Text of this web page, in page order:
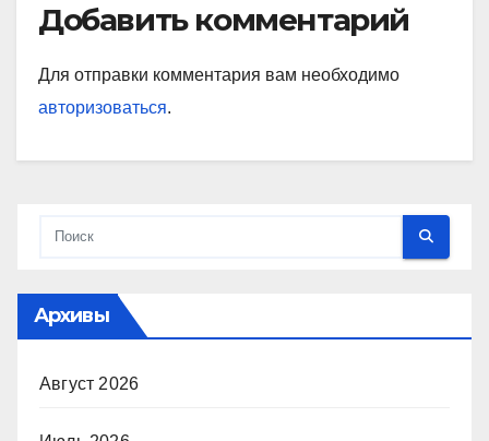
Добавить комментарий
Для отправки комментария вам необходимо
авторизоваться.
Архивы
Август 2026